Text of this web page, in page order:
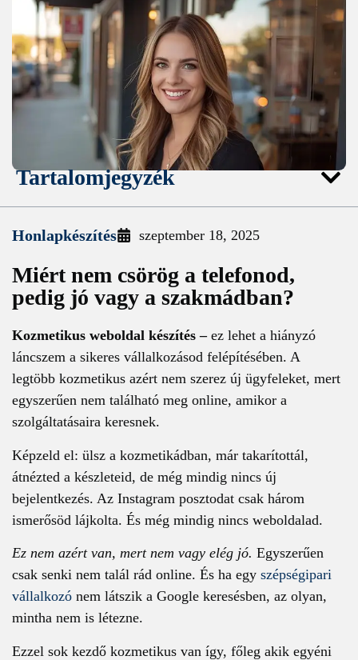
Tartalomjegyzék
Honlapkészítés szeptember 18, 2025
Miért nem csörög a telefonod,
pedig jó vagy a szakmádban?
Kozmetikus weboldal készítés – ez lehet a hiányzó
láncszem a sikeres vállalkozásod felépítésében. A
legtöbb kozmetikus azért nem szerez új ügyfeleket, mert
egyszerűen nem található meg online, amikor a
szolgáltatásaira keresnek.
Képzeld el: ülsz a kozmetikádban, már takarítottál,
átnézted a készleteid, de még mindig nincs új
bejelentkezés. Az Instagram posztodat csak három
ismerősöd lájkolta. És még mindig nincs weboldalad.
Ez nem azért van, mert nem vagy elég jó. Egyszerűen
csak senki nem talál rád online. És ha egy szépségipari
vállalkozó nem látszik a Google keresésben, az olyan,
mintha nem is létezne.
Ezzel sok kezdő kozmetikus van így, főleg akik egyéni